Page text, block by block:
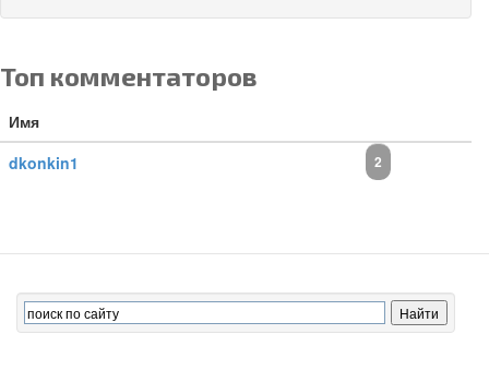
Топ комментаторов
Имя
dkonkin1
2